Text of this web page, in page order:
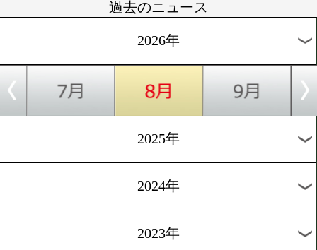
[世界戦発表]2026.7.28
5戦目で世界獲りへ! 吉良
最速タイ記録に挑む!
[発表会見]2026.7.28
「The King」藤木勇我が世
見据える! 18歳がプロ2戦
在感示す
[世界戦発表会見]2026.7.28
石井武志が世界初挑戦! 叩
げの26歳が世界王座奪取へ